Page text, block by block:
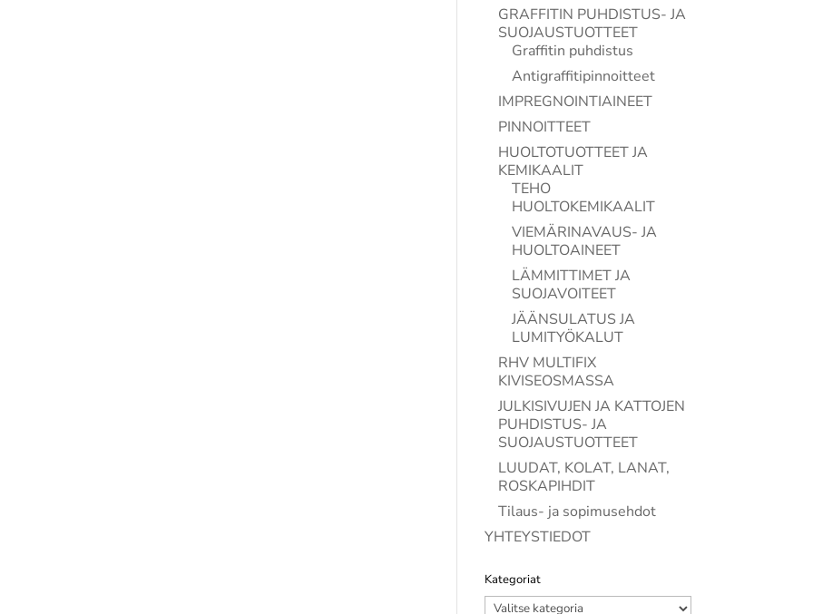
GRAFFITIN PUHDISTUS- JA
SUOJAUSTUOTTEET
Graffitin puhdistus
Antigraffitipinnoitteet
IMPREGNOINTIAINEET
PINNOITTEET
HUOLTOTUOTTEET JA
KEMIKAALIT
TEHO
HUOLTOKEMIKAALIT
VIEMÄRINAVAUS- JA
HUOLTOAINEET
LÄMMITTIMET JA
SUOJAVOITEET
JÄÄNSULATUS JA
LUMITYÖKALUT
RHV MULTIFIX
KIVISEOSMASSA
JULKISIVUJEN JA KATTOJEN
PUHDISTUS- JA
SUOJAUSTUOTTEET
LUUDAT, KOLAT, LANAT,
ROSKAPIHDIT
Tilaus- ja sopimusehdot
YHTEYSTIEDOT
Kategoriat
Kategoriat